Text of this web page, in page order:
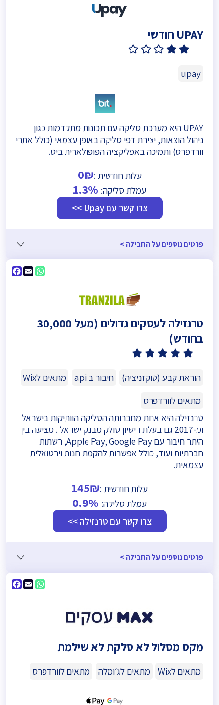
UPAY חודשי
upay
UPAY היא מערכת סליקה עם תכונות מתקדמות כגון
ניהול הוצאות, יצירת דפי סליקה באופן עצמאי (כולל אתרי
וורדפרס) ותמיכה באפליקציה הפופולארית ביט.
עלות חודשית :0₪
עמלת סליקה:
צרו קשר עם Upay >>
פרטים נוספים על החבילה >
Email
WhatsApp
טרנזילה לעסקים גדולים (מעל 30,000
בחודש)
הוראת קבע (טוקזניציה) חיבור ב api
מתאים לWix
מתאים לוורדפרס
טרנזילה היא אחת מחברותה הסליקה הוותיקות בישראל
ומ-2017 גם בעלת רישיון סולק מבנק ישראל . מציעה בין
היתר חיבור עם Apple Pay, Google Pay, רשתות
חברתיות ועוד, כולל אפשרות להקמת חנות וירטואלית
עצמאית.
עלות חודשית :145₪
עמלת סליקה:
צרו קשר עם טרנזילה >>
פרטים נוספים על החבילה >
Email
WhatsApp
מקס מסלול לא סלקת לא שילמת
מתאים לWix מתאים לג׳ומלה מתאים לוורדפרס